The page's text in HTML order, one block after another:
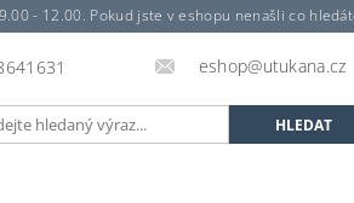
9.00 - 12.00. Pokud jste v eshopu nenašli co
eshop@utukana.cz